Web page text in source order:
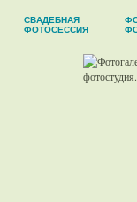
СВАДЕБНАЯ
ФОТОСЕССИЯ